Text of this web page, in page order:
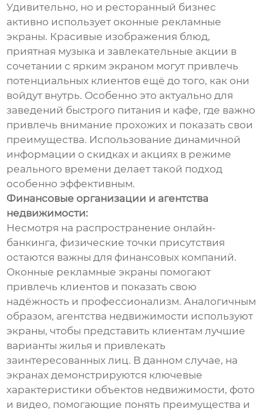
Удивительно, но и ресторанный бизнес
активно использует оконные рекламные
экраны. Красивые изображения блюд,
приятная музыка и завлекательные акции в
сочетании с ярким экраном могут привлечь
потенциальных клиентов ещё до того, как они
войдут внутрь. Особенно это актуально для
заведений быстрого питания и кафе, где важно
привлечь внимание прохожих и показать свои
преимущества. Использование динамичной
информации о скидках и акциях в режиме
реального времени делает такой подход
особенно эффективным.
Финансовые организации и агентства
недвижимости:
Несмотря на распространение онлайн-
банкинга, физические точки присутствия
остаются важны для финансовых компаний.
Оконные рекламные экраны помогают
привлечь клиентов и показать свою
надёжность и профессионализм. Аналогичным
образом, агентства недвижимости используют
экраны, чтобы представить клиентам лучшие
варианты жилья и привлекать
заинтересованных лиц. В данном случае, на
экранах демонстрируются ключевые
характеристики объектов недвижимости, фото
и видео, помогающие понять преимущества и